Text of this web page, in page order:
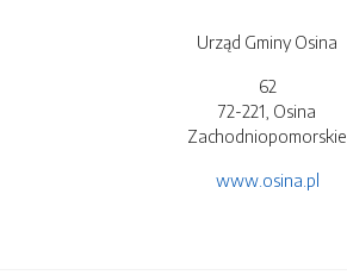
Urząd Gminy Osina
62
72-221, Osina
Zachodniopomorskie
www.osina.pl